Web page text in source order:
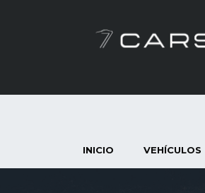
INICIO VEHÍCULOS